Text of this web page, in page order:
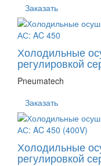
Заказать
Холодильные
регулировкой
Pneumatech
Заказать
Холодильные
регулировкой